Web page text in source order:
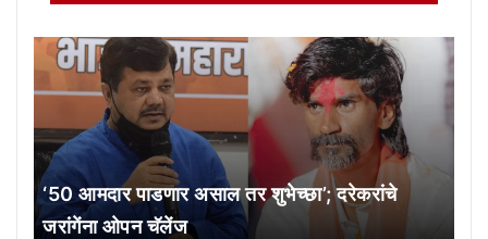
‘50 आमदार पाडणार असाल तर शुभेच्छा’; दरेकरांचे
जरांगेंना ओपन चॅलेंज